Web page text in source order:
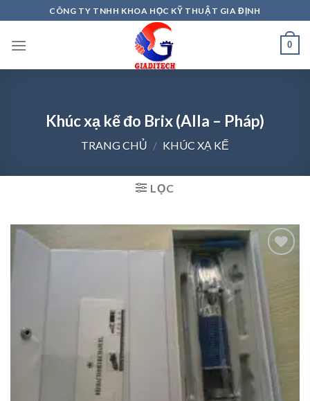
to
content
CÔNG TY TNHH KHOA HỌC KỸ THUẬT GIA ĐỊNH
0
Khúc xạ kế đo Brix (Alla – Pháp)
TRANG CHỦ / KHÚC XẠ KẾ
LỌC